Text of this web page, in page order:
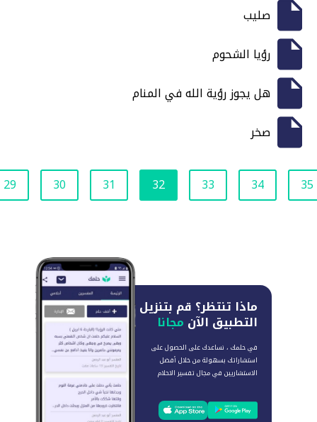
صليب
رؤيا الشحوم
هل يجوز رؤية الله في المنام
صخر
29 30 31 32 33 34 35
ماذا تنتظر؟ قم بتنزيل
التطبيق الآن مجانا
في حلمك ، نساعدك على الحصول على
استشاراتك بسهولة من خلال أفضل
الاستشاريين في مجال تفسير الاحلام